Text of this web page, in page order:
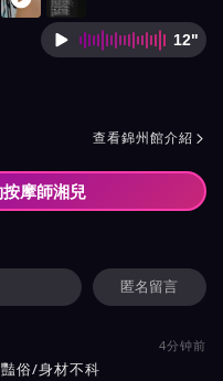
按摩師
12"
色
館介紹與班表
查看錦州館介紹 
摩師湘兒
匿名留言
4分钟前
俗/身材不科